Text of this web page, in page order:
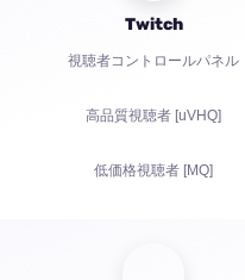
YouTubeの視聴時間
Twitch
視聴者コントロールパネル
高品質視聴者 [uVHQ]
低価格視聴者 [MQ]